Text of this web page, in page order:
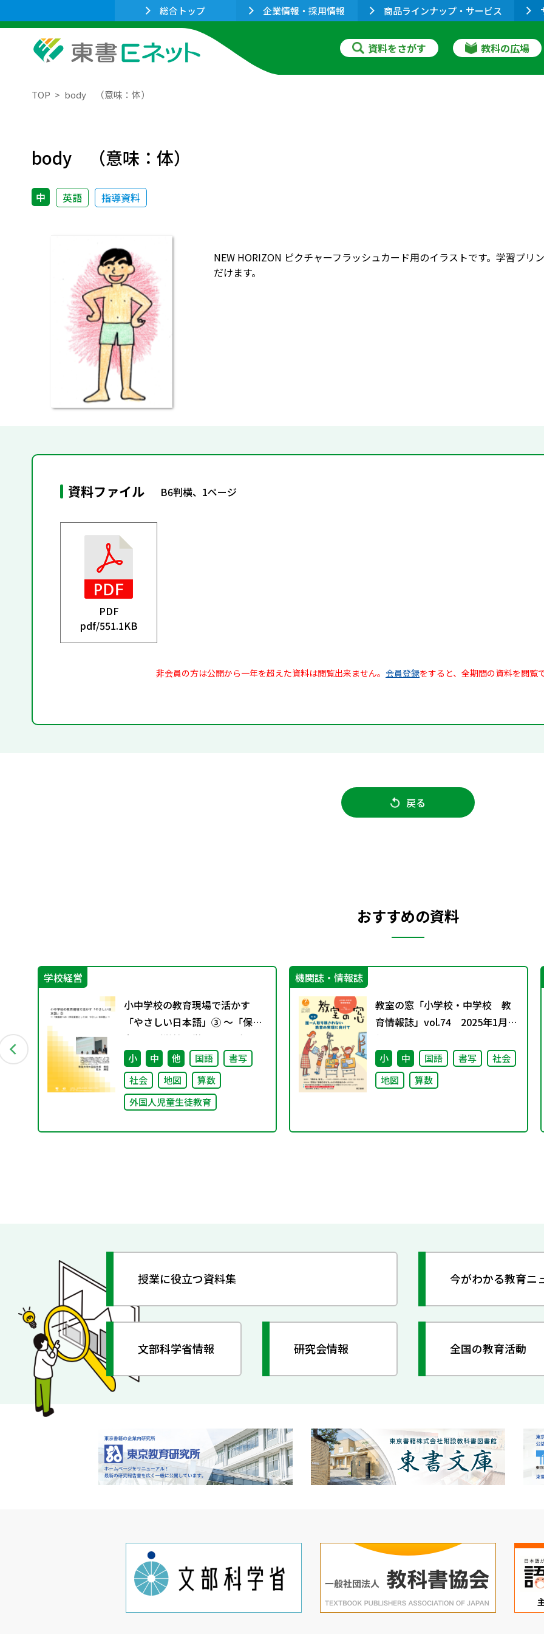
総合トップ 企業情報・採用情報 商品ラインナップ・サービス
資料をさがす 教科の広場
TOP body （意味：体）
body （意味：体）
中 英語 指導資料
NEW HORIZON ピクチャーフラッシュカード用のイラストです。学習プ
だけます。
資料ファイル B6判横、1ページ
PDF
pdf/551.1KB
非会員の方は公開から一年を超えた資料は閲覧出来ません。 会員登録をすると、全期間の資料を閲覧
戻る
おすすめの資料
学校経営
小中学校の教育現場で活かす
「やさしい日本語」③ ～「保護
者への（学校運営としての）や
さしい日本語」～
小 中 他 国語
書写
社会
地図
算数
外国人児童生徒教育
機関誌・情報誌
教室の窓「小学校・中学校 教
育情報誌」vol.74 2025年1月発
行
小 中 国語 書写
社会
地図
算数
授業に役立つ資料集 今がわかる教育ニ
文部科学省情報 研究会情報 全国の教育活動